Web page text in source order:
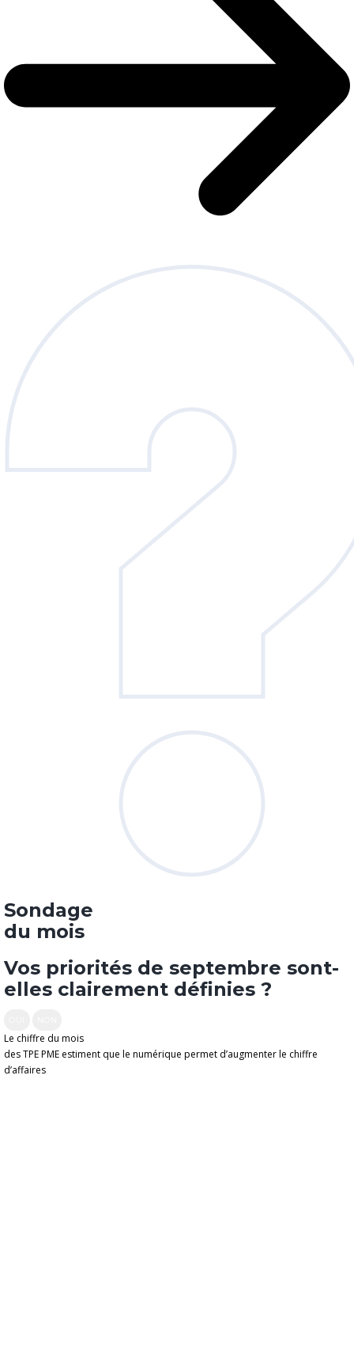
Sondage
du mois
Vos priorités de septembre sont-
elles clairement définies ?
Le chiffre du mois
des TPE PME estiment que le numérique permet d’augmenter le chiffre
d’affaires